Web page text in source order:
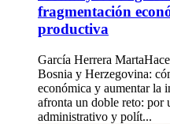
fragmentación
productiva
García Herrera Marta
Bosnia y Herzegovina:
económica y aumentar la
afronta un doble reto: por
administrativo y polít...